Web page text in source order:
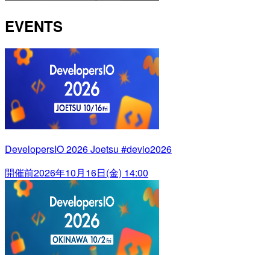
EVENTS
DevelopersIO 2026 Joetsu #devio2026
開催前2026年10月16日(金) 14:00